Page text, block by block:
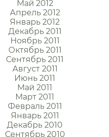
Май 2012
Апрель 2012
Январь 2012
Декабрь 2011
Ноябрь 2011
Октябрь 2011
Сентябрь 2011
Август 2011
Июнь 2011
Май 2011
Март 2011
Февраль 2011
Январь 2011
Декабрь 2010
Сентябрь 2010